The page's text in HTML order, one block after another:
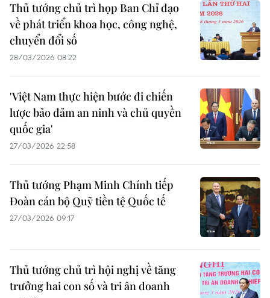
Thủ tướng chủ trì họp Ban Chỉ đạo
về phát triển khoa học, công nghệ,
chuyển đổi số
28/03/2026 08:22
'Việt Nam thực hiện bước đi chiến
lược bảo đảm an ninh và chủ quyền
quốc gia'
27/03/2026 22:58
Thủ tướng Phạm Minh Chính tiếp
Đoàn cán bộ Quỹ tiền tệ Quốc tế
27/03/2026 09:17
Thủ tướng chủ trì hội nghị về tăng
trưởng hai con số và tri ân doanh